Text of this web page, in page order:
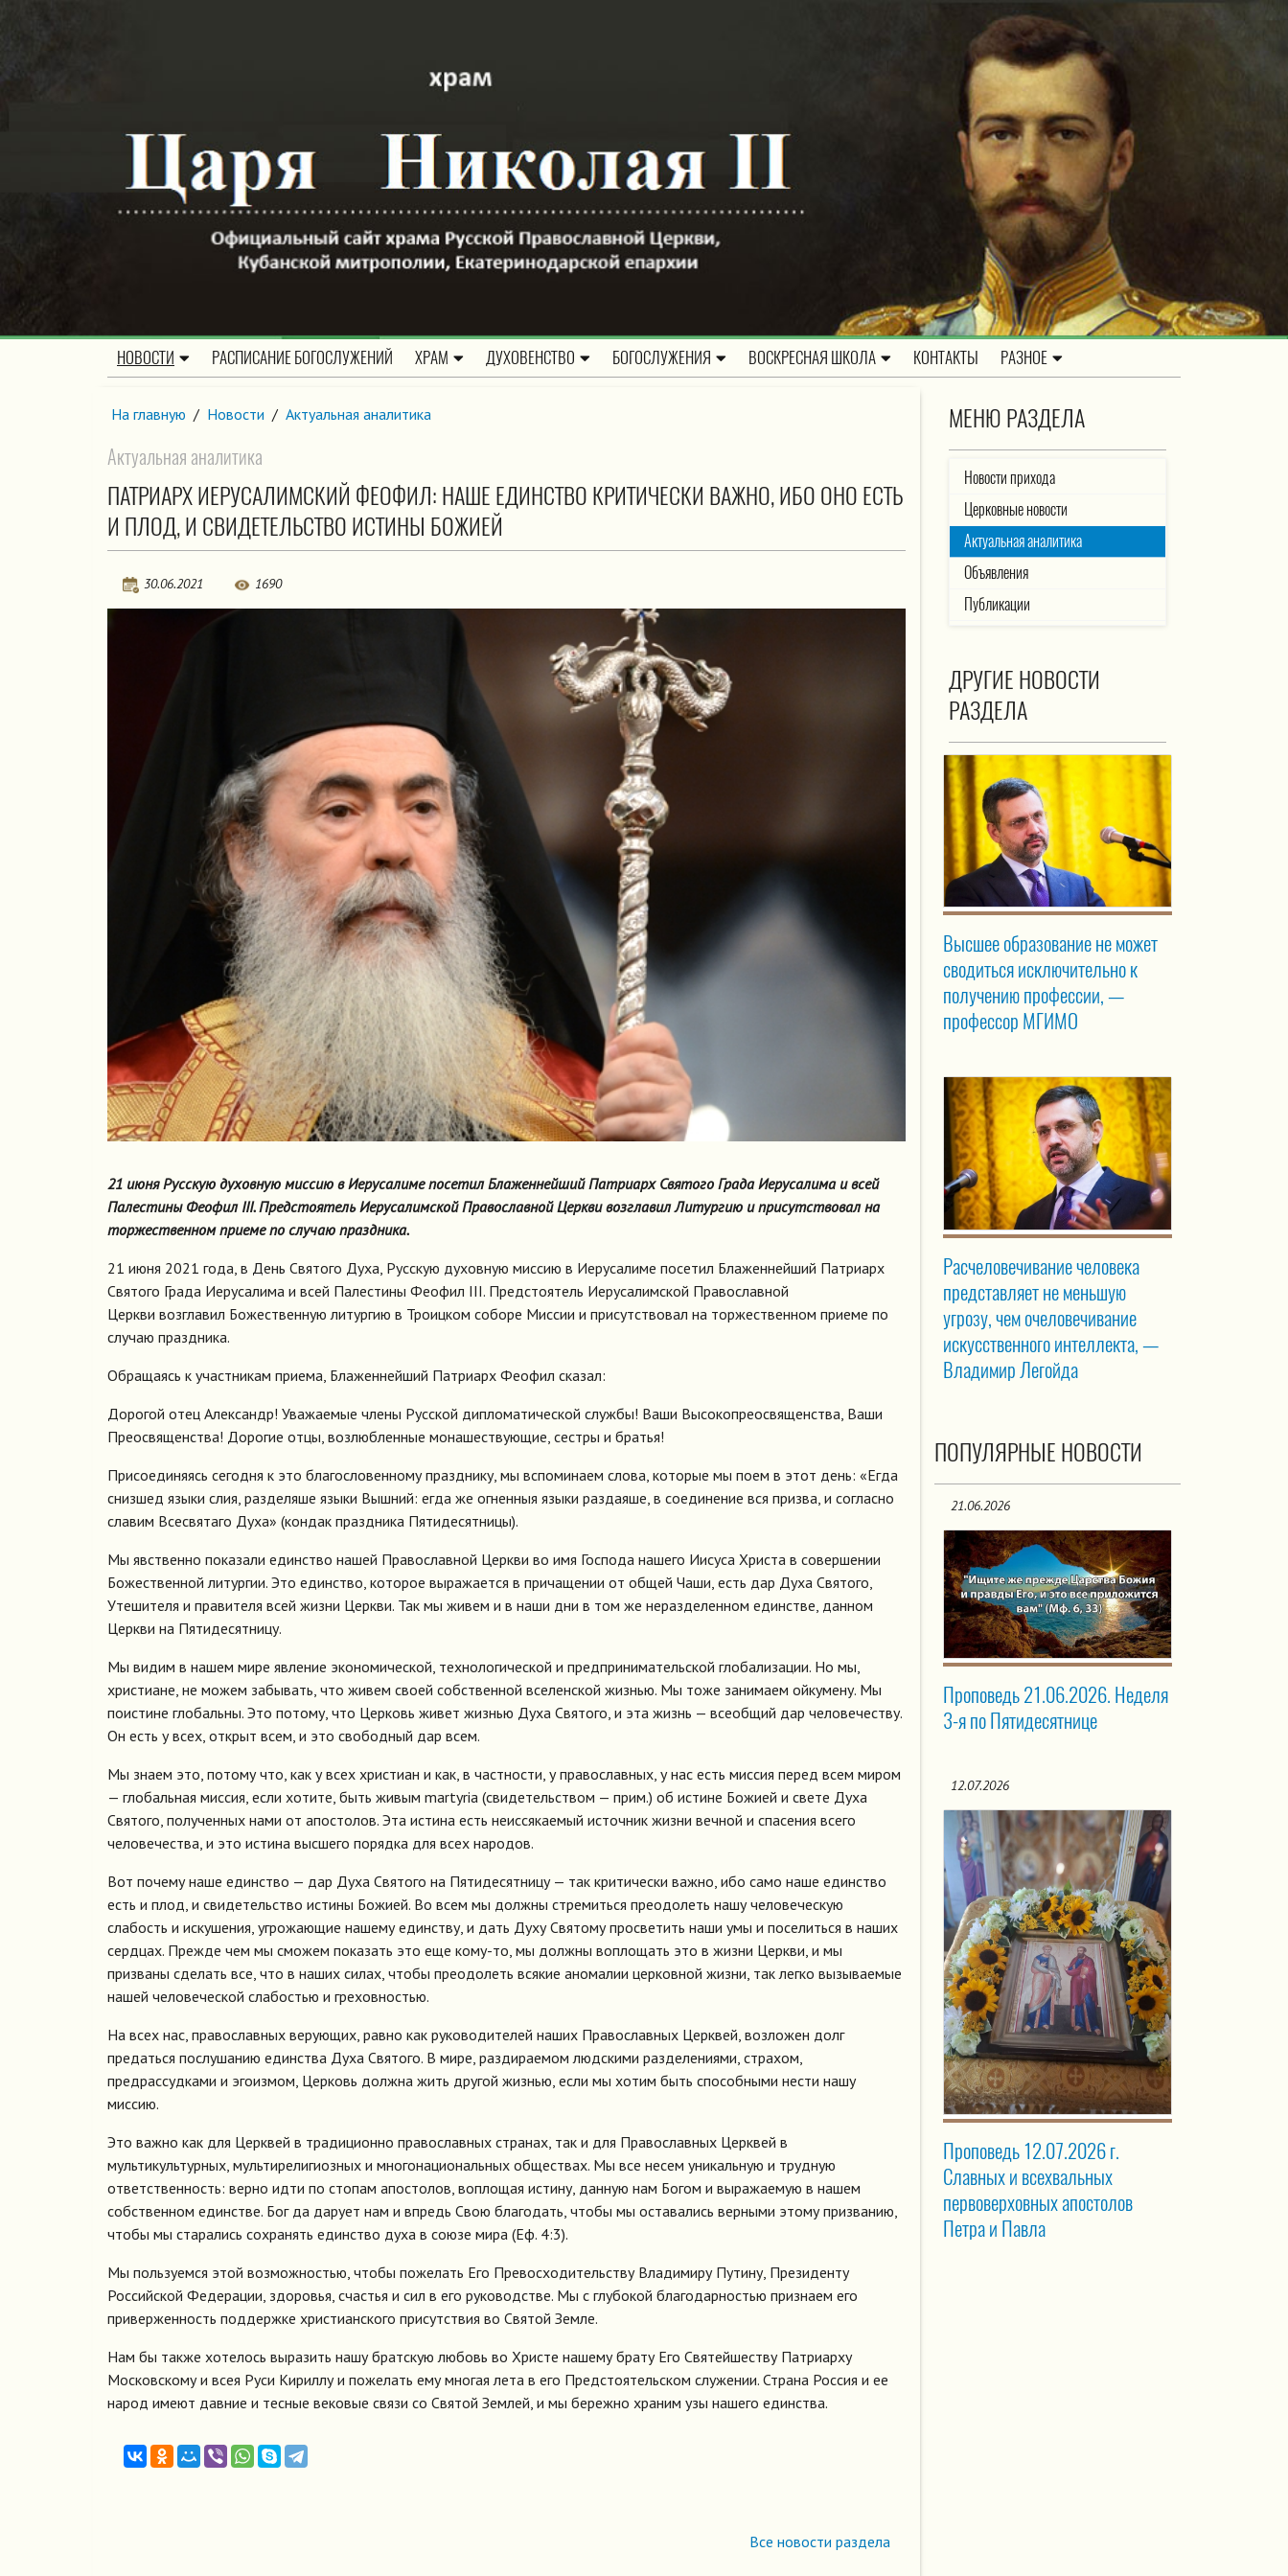
НОВОСТИ РАСПИСАНИЕ БОГОСЛУЖЕНИЙ ХРАМ ДУХОВЕНСТВО БОГОСЛУЖЕНИЯ ВОСКРЕСНАЯ ШКОЛА КОНТАКТЫ РАЗНОЕ
На главную / Новости / Актуальная аналитика
Актуальная аналитика
ПАТРИАРХ ИЕРУСАЛИМСКИЙ ФЕОФИЛ: НАШЕ ЕДИНСТВО КРИТИЧЕСКИ ВАЖНО, ИБО ОНО ЕСТЬ
И ПЛОД, И СВИДЕТЕЛЬСТВО ИСТИНЫ БОЖИЕЙ
30.06.2021 1690
21 июня Русскую духовную миссию в Иерусалиме посетил Блаженнейший Патриарх Святого Града Иерусалима и всей
Палестины Феофил III. Предстоятель Иерусалимской Православной Церкви возглавил Литургию и присутствовал на
торжественном приеме по случаю праздника.
21 июня 2021 года, в День Святого Духа, Русскую духовную миссию в Иерусалиме посетил Блаженнейший Патриарх
Святого Града Иерусалима и всей Палестины Феофил III. Предстоятель Иерусалимской Православной
Церкви возглавил Божественную литургию в Троицком соборе Миссии и присутствовал на торжественном приеме по
случаю праздника.
Обращаясь к участникам приема, Блаженнейший Патриарх Феофил сказал:
Дорогой отец Александр! Уважаемые члены Русской дипломатической службы! Ваши Высокопреосвященства, Ваши
Преосвященства! Дорогие отцы, возлюбленные монашествующие, сестры и братья!
Присоединяясь сегодня к это благословенному празднику, мы вспоминаем слова, которые мы поем в этот день: «Егда
снизшед языки слия, разделяше языки Вышний: егда же огненныя языки раздаяше, в соединение вся призва, и согласно
славим Всесвятаго Духа» (кондак праздника Пятидесятницы).
Мы явственно показали единство нашей Православной Церкви во имя Господа нашего Иисуса Христа в совершении
Божественной литургии. Это единство, которое выражается в причащении от общей Чаши, есть дар Духа Святого,
Утешителя и правителя всей жизни Церкви. Так мы живем и в наши дни в том же неразделенном единстве, данном
Церкви на Пятидесятницу.
Мы видим в нашем мире явление экономической, технологической и предпринимательской глобализации. Но мы,
христиане, не можем забывать, что живем своей собственной вселенской жизнью. Мы тоже занимаем ойкумену. Мы
поистине глобальны. Это потому, что Церковь живет жизнью Духа Святого, и эта жизнь — всеобщий дар человечеству.
Он есть у всех, открыт всем, и это свободный дар всем.
Мы знаем это, потому что, как у всех христиан и как, в частности, у православных, у нас есть миссия перед всем миром
— глобальная миссия, если хотите, быть живым martyria (свидетельством — прим.) об истине Божией и свете Духа
Святого, полученных нами от апостолов. Эта истина есть неиссякаемый источник жизни вечной и спасения всего
человечества, и это истина высшего порядка для всех народов.
Вот почему наше единство — дар Духа Святого на Пятидесятницу — так критически важно, ибо само наше единство
есть и плод, и свидетельство истины Божией. Во всем мы должны стремиться преодолеть нашу человеческую
слабость и искушения, угрожающие нашему единству, и дать Духу Святому просветить наши умы и поселиться в наших
сердцах. Прежде чем мы сможем показать это еще кому-то, мы должны воплощать это в жизни Церкви, и мы
призваны сделать все, что в наших силах, чтобы преодолеть всякие аномалии церковной жизни, так легко вызываемые
нашей человеческой слабостью и греховностью.
На всех нас, православных верующих, равно как руководителей наших Православных Церквей, возложен долг
предаться послушанию единства Духа Святого. В мире, раздираемом людскими разделениями, страхом,
предрассудками и эгоизмом, Церковь должна жить другой жизнью, если мы хотим быть способными нести нашу
миссию.
Это важно как для Церквей в традиционно православных странах, так и для Православных Церквей в
мультикультурных, мультирелигиозных и многонациональных обществах. Мы все несем уникальную и трудную
ответственность: верно идти по стопам апостолов, воплощая истину, данную нам Богом и выражаемую в нашем
собственном единстве. Бог да дарует нам и впредь Свою благодать, чтобы мы оставались верными этому призванию,
чтобы мы старались сохранять единство духа в союзе мира (Еф. 4:3).
Мы пользуемся этой возможностью, чтобы пожелать Его Превосходительству Владимиру Путину, Президенту
Российской Федерации, здоровья, счастья и сил в его руководстве. Мы с глубокой благодарностью признаем его
приверженность поддержке христианского присутствия во Святой Земле.
Нам бы также хотелось выразить нашу братскую любовь во Христе нашему брату Его Святейшеству Патриарху
Московскому и всея Руси Кириллу и пожелать ему многая лета в его Предстоятельском служении. Страна Россия и ее
народ имеют давние и тесные вековые связи со Святой Землей, и мы бережно храним узы нашего единства.
Все новости раздела
МЕНЮ РАЗДЕЛА
Новости прихода
Церковные новости
Актуальная аналитика
Объявления
Публикации
ДРУГИЕ НОВОСТИ
РАЗДЕЛА
Высшее образование не может
сводиться исключительно к
получению профессии, —
профессор МГИМО
Расчеловечивание человека
представляет не меньшую
угрозу, чем очеловечивание
искусственного интеллекта, —
Владимир Легойда
ПОПУЛЯРНЫЕ НОВОСТИ
21.06.2026
Проповедь 21.06.2026. Неделя
3-я по Пятидесятнице
12.07.2026
Проповедь 12.07.2026 г.
Славных и всехвальных
первоверховных апостолов
Петра и Павла